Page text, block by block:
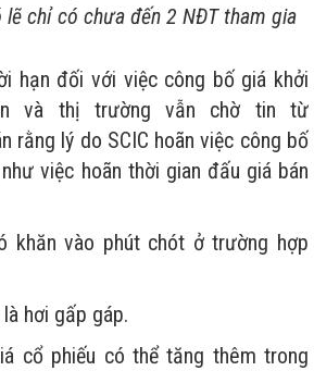
lẽ chỉ có chưa đến 2 NĐT tham gia
hạn đối với việc công bố giá khởi
và thị trường vẫn chờ tin từ
rằng lý do SCIC hoãn việc công bố
việc hoãn thời gian đấu giá bán
khăn vào phút chót ở trường hợp
hơi gấp gáp.
cổ phiếu có thể tăng thêm trong